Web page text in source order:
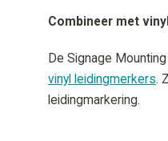
Combineer met
De Signage
vinyl leidingmerkers.
leidingmarkering.